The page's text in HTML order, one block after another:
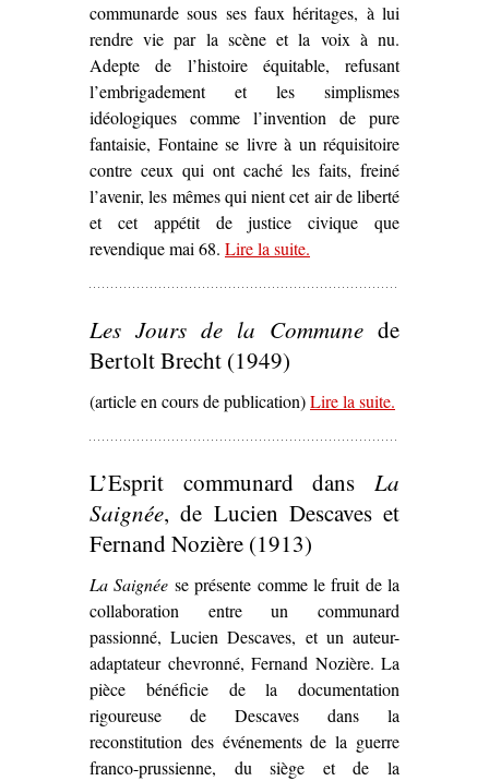
communarde sous ses faux héritages, à lui
rendre vie par la scène et la voix à nu.
Adepte de l’histoire équitable, refusant
l’embrigadement et les simplismes
idéologiques comme l’invention de pure
fantaisie, Fontaine se livre à un réquisitoire
contre ceux qui ont caché les faits, freiné
l’avenir, les mêmes qui nient cet air de liberté
et cet appétit de justice civique que
revendique mai 68. Lire la suite– ‘Sur
.
Les Jours de la Commune de
Bertolt Brecht (1949)
(article en cours de publication)Lire la suite– ‘
Bertolt Brecht
(1949)’
.
L’Esprit communard dans La
Saignée, de Lucien Descaves et
Fernand Nozière (1913)
La Saignée se présente comme le fruit de la
collaboration entre un communard
passionné, Lucien Descaves, et un auteur-
adaptateur chevronné, Fernand Nozière. La
pièce bénéficie de la documentation
rigoureuse de Descaves dans la
reconstitution des événements de la guerre
franco-prussienne, du siège et de la